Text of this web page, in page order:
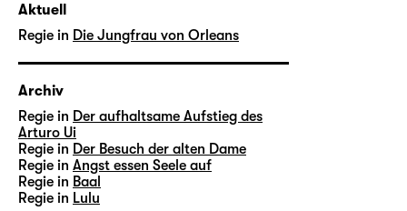
Aktuell
Regie in Die Jungfrau von Orleans
Archiv
Regie in Der aufhaltsame Aufstieg des
Arturo Ui
Regie in Der Besuch der alten Dame
Regie in Angst essen Seele auf
Regie in Baal
Regie in Lulu